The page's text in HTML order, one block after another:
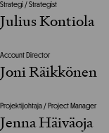
Strategi / Strategist
Julius Kontiola
Account Director
Joni Räikkönen
Projektijohtaja / Project Manager
Jenna Häiväoja